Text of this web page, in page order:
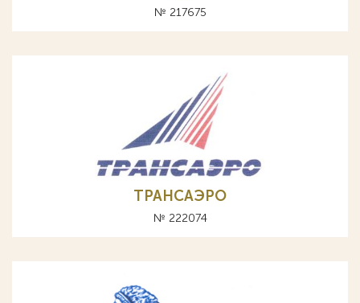
№ 217675
ТРАНСАЭРО
№ 222074